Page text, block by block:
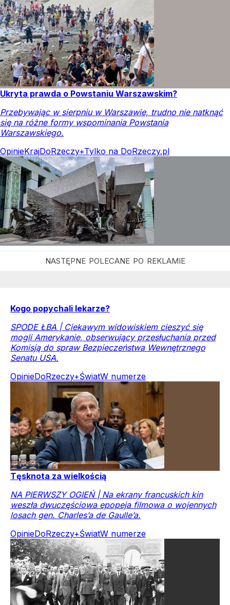
Ukryta prawda o Powstaniu Warszawskim?
Przebywając w sierpniu w Warszawie, trudno nie natknąć
się na różne formy wspominania Powstania
Warszawskiego.
OpinieKrajDoRzeczy+Tylko na DoRzeczy.pl
Kogo popychali lekarze?
SPODE ŁBA | Ciekawym widowiskiem cieszyć się
mogli Amerykanie, obserwujący przesłuchania przed
Komisją do spraw Bezpieczeństwa Wewnętrznego
Senatu USA.
OpinieDoRzeczy+ŚwiatW numerze
Tęsknota za wielkością
NA PIERWSZY OGIEŃ | Na ekrany francuskich kin
weszła dwuczęściowa epopeja filmowa o wojennych
losach gen. Charles’a de Gaulle’a.
OpinieDoRzeczy+ŚwiatW numerze